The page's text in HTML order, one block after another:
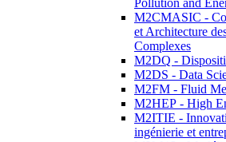
Pollution and
M2CMASIC -
et Architecture
Complexes
M2DQ -
M2DS - Data
M2FM - Fluid
M2HEP - High
M2ITIE -
ingénierie et